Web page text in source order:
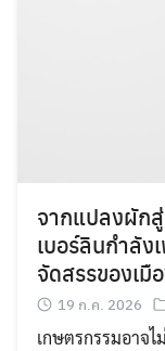
จากแปลงผักสู่
เบอร์ลินกำลั
จัดสรรของเมื
19 ก.ค. 2026
เกษตรกรรมอาจไ